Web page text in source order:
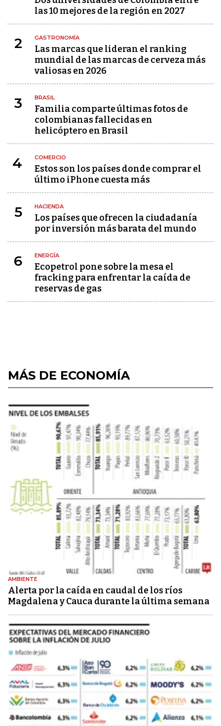
las 10 mejores de la región en 2027
2 GASTRONOMÍA
Las marcas que lideran el ranking
mundial de las marcas de cerveza más
valiosas en 2026
3 BRASIL
Familia comparte últimas fotos de
colombianas fallecidas en
helicóptero en Brasil
4 COMERCIO
Estos son los países donde comprar el
último iPhone cuesta más
5 HACIENDA
Los países que ofrecen la ciudadanía
por inversión más barata del mundo
6 ENERGÍA
Ecopetrol pone sobre la mesa el
fracking para enfrentar la caída de
reservas de gas
MÁS DE ECONOMÍA
AMBIENTE
Alerta por la caída en caudal de los ríos
Magdalena y Cauca durante la última semana